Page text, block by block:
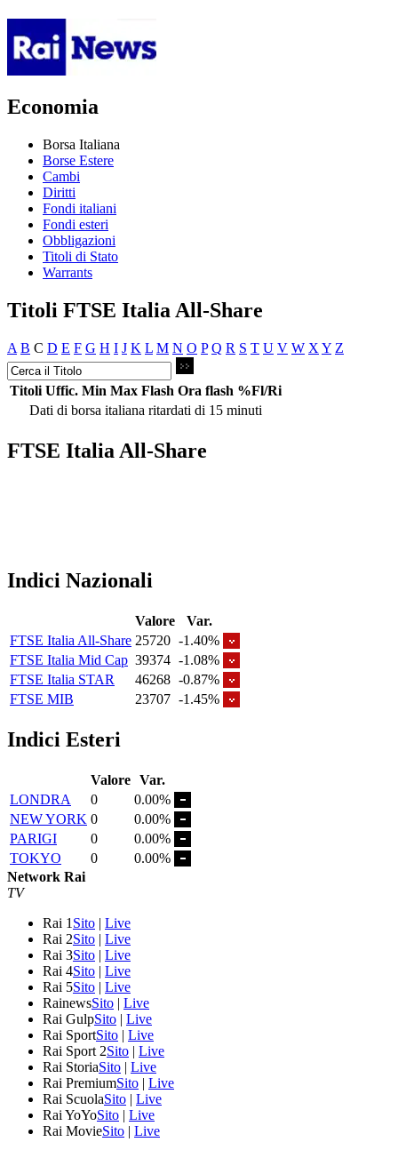
Economia
Borsa Italiana
Borse Estere
Cambi
Diritti
Fondi italiani
Fondi esteri
Obbligazioni
Titoli di Stato
Warrants
Titoli FTSE Italia All-Share
A B C D E F G H I J K L M N O P Q R S T U V W X Y Z
Titoli Uffic. Min Max Flash Ora flash %Fl/Ri
Dati di borsa italiana ritardati di 15 minuti
FTSE Italia All-Share
Indici Nazionali
Valore
Var.
FTSE Italia All-Share 25720 -1.40%
FTSE Italia Mid Cap 39374 -1.08%
FTSE Italia STAR
46268 -0.87%
FTSE MIB
23707 -1.45%
Indici Esteri
Valore Var.
LONDRA
0
0.00%
NEW YORK 0
0.00%
PARIGI
0
0.00%
TOKYO
0
0.00%
Network Rai
TV
Rai 1 Sito | Live
Rai 2Sito | Live
Rai 3Sito | Live
Rai 4Sito | Live
Rai 5Sito | Live
RainewsSito | Live
Rai GulpSito | Live
Rai SportSito | Live
Rai Sport 2Sito | Live
Rai StoriaSito | Live
Rai PremiumSito | Live
Rai ScuolaSito | Live
Rai YoYoSito | Live
Rai MovieSito | Live